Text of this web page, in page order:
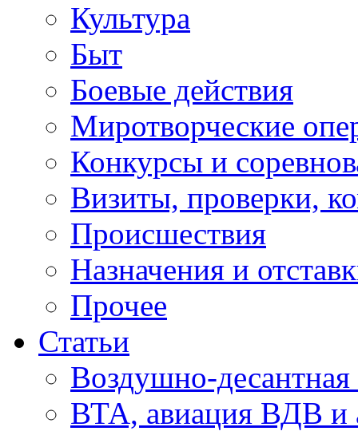
Культура
Быт
Боевые действия
Миротворческие
Конкурсы и
Визиты, проверки,
Происшествия
Назначения и
Прочее
Статьи
Воздушно-десантная
ВТА, авиация ВДВ и